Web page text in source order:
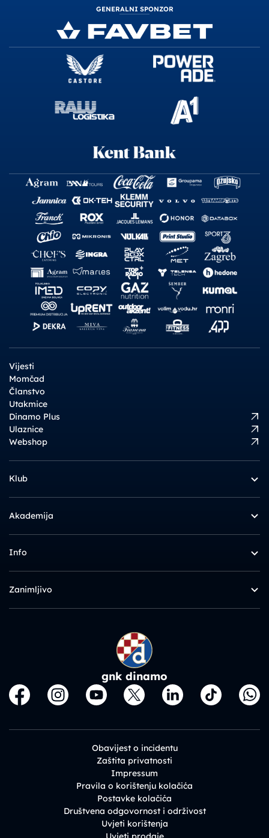
GENERALNI SPONZOR
Vijesti
Momčad
Članstvo
Utakmice
Dinamo Plus
Ulaznice
Webshop
Klub
Akademija
Info
Zanimljivo
gnk dinamo
Obavijest o incidentu
Zaštita privatnosti
Impressum
Pravila o korištenju kolačića
Postavke kolačića
Društvena odgovornost i održivost
Uvjeti korištenja